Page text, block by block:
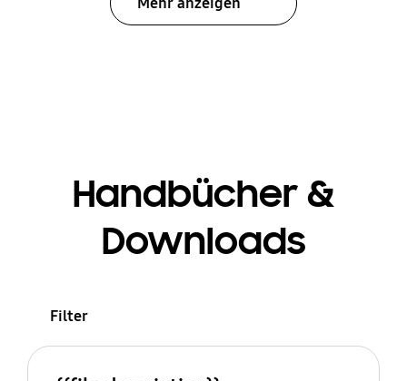
Handbücher &
Downloads
Filter